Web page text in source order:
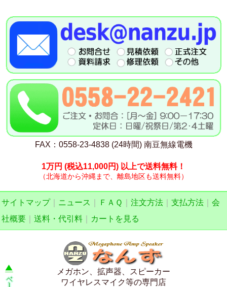
FAX：0558-23-4838 (24時間) 南豆無線電機
1万円 (税込11,000円) 以上で送料無料！
（北海道から沖縄まで、離島地区も送料無料）
サイトマップ｜ ニュース ＦＡＱ 注文方法 支払方法
会
社概要
送料・代引料 カートを見る
メガホン、拡声器、スピーカー
ワイヤレスマイク等の専門店